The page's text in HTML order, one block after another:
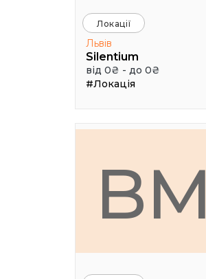
Локації
Львів
Silentium
від 0₴ - до 0₴
#Локація
BM